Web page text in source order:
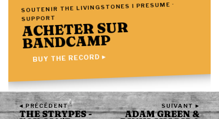
SOUTENIR THE LIVINGSTONES I PRESUME ·
SUPPORT
ACHETER SUR
BANDCAMP
BUY THE RECORD ▸
◂ PRÉCÉDENT
THE STRYPES -
SUIVANT ▸
ADAM GREEN &